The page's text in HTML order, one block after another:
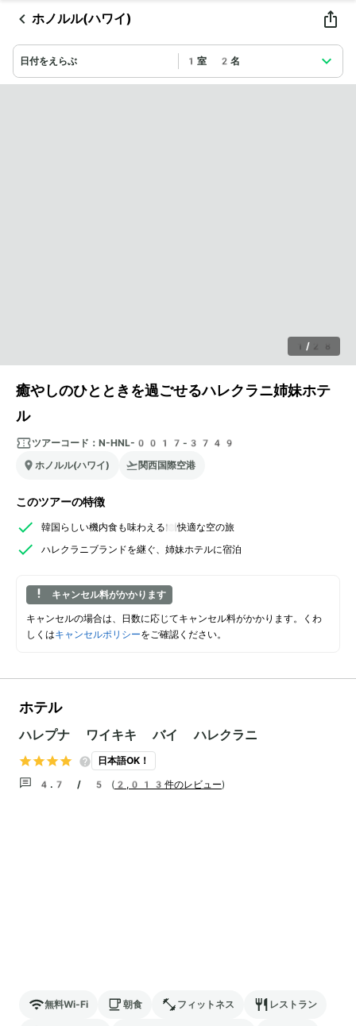
ホノルル(ハワイ)
日付をえらぶ 1室 2名
1 / 28
癒やしのひとときを過ごせるハレクラニ姉妹ホテ
ル
ツアーコード： N-HNL-0017-3749
ホノルル(ハワイ)
関西国際空港
このツアーの特徴
韓国らしい機内食も味わえる🍽️快適な空の旅
ハレクラニブランドを継ぐ、姉妹ホテルに宿泊
キャンセル料がかかります
キャンセルの場合は、日数に応じてキャンセル料がかかります。くわ
しくはキャンセルポリシーをご確認ください。
ホテル
ハレプナ ワイキキ バイ ハレクラニ
日本語OK！
4.7 / 5 ( 2,013件のレビュー)
無料Wi-Fi 朝食 フィットネス レストラン